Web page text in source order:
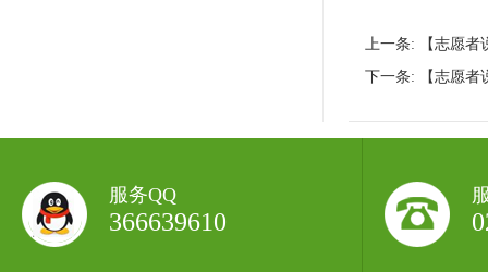
上一条:
【志愿
下一条:
【志愿
服务QQ
366639610